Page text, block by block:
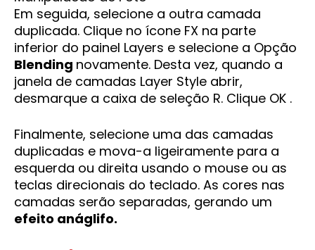
Em seguida, selecione a outra camada
duplicada. Clique no ícone FX na parte
inferior do painel Layers e selecione a Opção
Blending novamente. Desta vez, quando a
janela de camadas Layer Style abrir,
desmarque a caixa de seleção R. Clique OK .
Finalmente, selecione uma das camadas
duplicadas e mova-a ligeiramente para a
esquerda ou direita usando o mouse ou as
teclas direcionais do teclado. As cores nas
camadas serão separadas, gerando um
efeito anáglifo.